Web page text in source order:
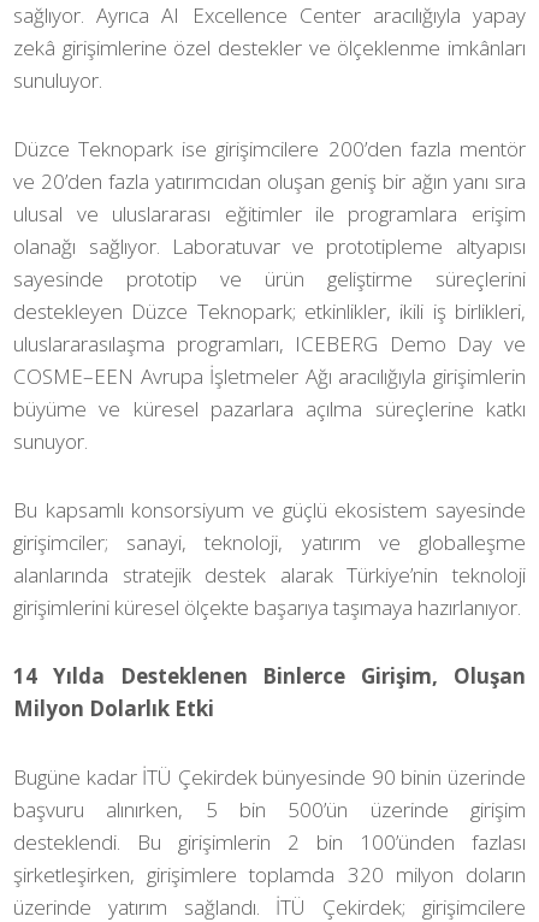
sağlıyor. Ayrıca AI Excellence Center aracılığıyla yapay
zekâ girişimlerine özel destekler ve ölçeklenme imkânları
sunuluyor.
Düzce Teknopark ise girişimcilere 200’den fazla mentör
ve 20’den fazla yatırımcıdan oluşan geniş bir ağın yanı sıra
ulusal ve uluslararası eğitimler ile programlara erişim
olanağı sağlıyor. Laboratuvar ve prototipleme altyapısı
sayesinde prototip ve ürün geliştirme süreçlerini
destekleyen Düzce Teknopark; etkinlikler, ikili iş birlikleri,
uluslararasılaşma programları, ICEBERG Demo Day ve
COSME–EEN Avrupa İşletmeler Ağı aracılığıyla girişimlerin
büyüme ve küresel pazarlara açılma süreçlerine katkı
sunuyor.
Bu kapsamlı konsorsiyum ve güçlü ekosistem sayesinde
girişimciler; sanayi, teknoloji, yatırım ve globalleşme
alanlarında stratejik destek alarak Türkiye’nin teknoloji
girişimlerini küresel ölçekte başarıya taşımaya hazırlanıyor.
14 Yılda Desteklenen Binlerce Girişim, Oluşan
Milyon Dolarlık Etki
Bugüne kadar İTÜ Çekirdek bünyesinde 90 binin üzerinde
başvuru alınırken, 5 bin 500’ün üzerinde girişim
desteklendi. Bu girişimlerin 2 bin 100’ünden fazlası
şirketleşirken, girişimlere toplamda 320 milyon doların
üzerinde yatırım sağlandı. İTÜ Çekirdek; girişimcilere